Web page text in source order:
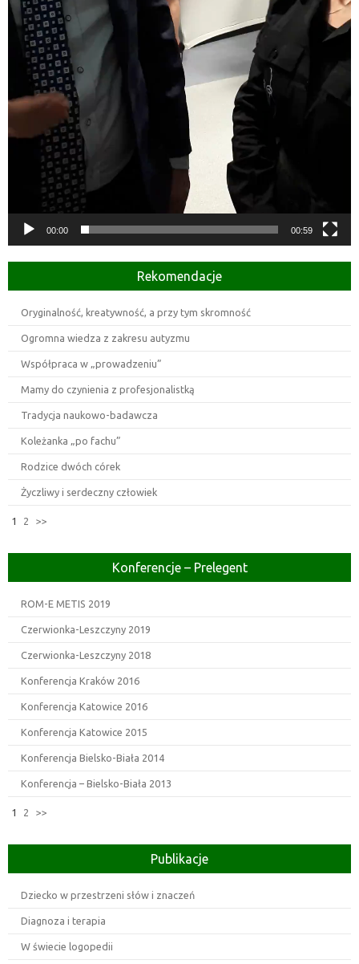
00:00 00:59
Rekomendacje
Oryginalność, kreatywność, a przy tym skromność
Ogromna wiedza z zakresu autyzmu
Współpraca w „prowadzeniu”
Mamy do czynienia z profesjonalistką
Tradycja naukowo-badawcza
Koleżanka „po fachu”
Rodzice dwóch córek
Życzliwy i serdeczny człowiek
1 2 >>
Konferencje – Prelegent
ROM-E METIS 2019
Czerwionka-Leszczyny 2019
Czerwionka-Leszczyny 2018
Konferencja Kraków 2016
Konferencja Katowice 2016
Konferencja Katowice 2015
Konferencja Bielsko-Biała 2014
Konferencja – Bielsko-Biała 2013
1 2 >>
Publikacje
Dziecko w przestrzeni słów i znaczeń
Diagnoza i terapia
W świecie logopedii